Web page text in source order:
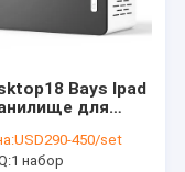
Bays Ipad
для
370 мм
USD290-450/set
1 набор